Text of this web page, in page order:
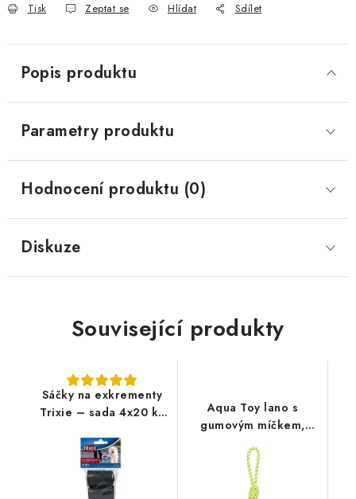
Tisk Zeptat se Hlídat Sdílet
Popis produktu
Parametry produktu
Hodnocení produktu (0)
Diskuze
Související produkty
Sáčky na exkrementy
Trixie – sada 4x20 ks
Aqua Toy lano s
gumovým míčkem,
plovoucí, ø 6 × 40 cm,
polyester/TPR